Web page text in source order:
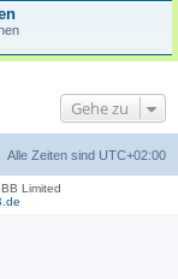
Gehe zu
Alle Zeiten sind UTC+02:00
Limited